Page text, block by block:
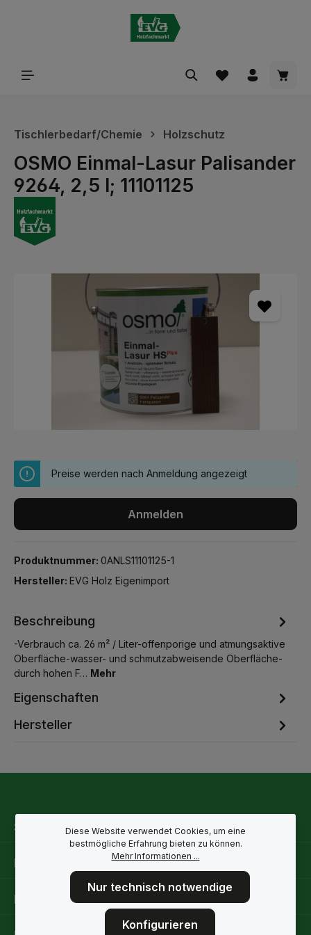
Tischlerbedarf/Chemie Holzschutz
OSMO Einmal-Lasur Palisander
9264, 2,5 l; 11101125
Bildergalerie überspringen
Preise werden nach Anmeldung angezeigt
Anmelden
Produktnummer: 0ANLS11101125-1
Hersteller: EVG Holz Eigenimport
Beschreibung
-Verbrauch ca. 26 m² / Liter-offenporige und atmungsaktive
Oberfläche-wasser- und schmutzabweisende Oberfläche-
durch hohen F… Mehr
Eigenschaften
Hersteller
Service-Hotline
Rechtliche Hinweise
Informationen
Diese Website verwendet Cookies, um eine
bestmögliche Erfahrung bieten zu können.
Mehr Informationen ...
Nur technisch notwendige
Konfigurieren